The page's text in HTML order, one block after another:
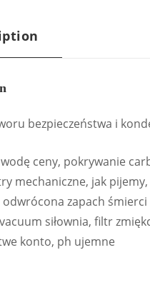
bezpieczeństwa i
ceny, pokrywanie
mechaniczne, jak
zapach
siłownia, filtr
konto, ph ujemne